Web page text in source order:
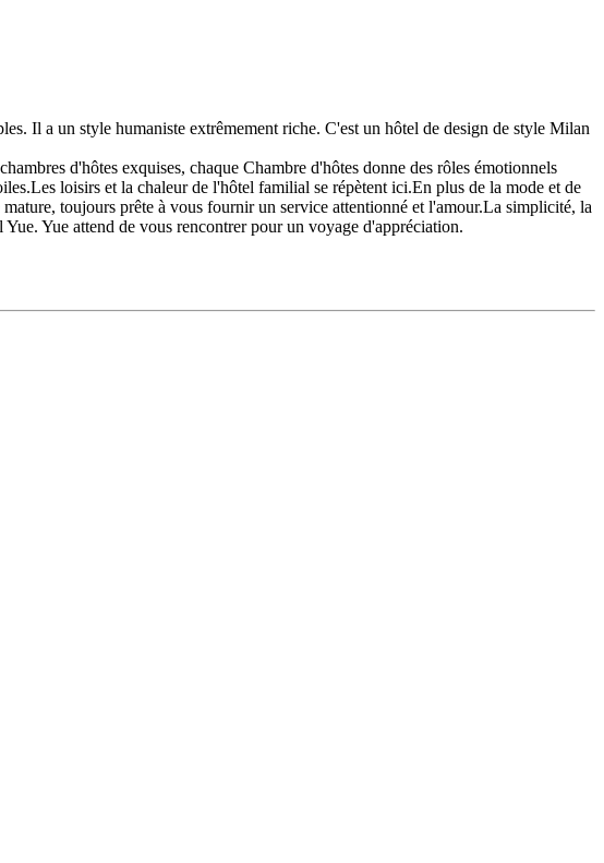
Il a un style humaniste extrêmement riche. C'est un hôtel de design de style Milan
d'hôtes exquises, chaque Chambre d'hôtes donne des rôles émotionnels
loisirs et la chaleur de l'hôtel familial se répètent ici.En plus de la mode et de
toujours prête à vous fournir un service attentionné et l'amour.La simplicité, la
Yue attend de vous rencontrer pour un voyage d'appréciation.